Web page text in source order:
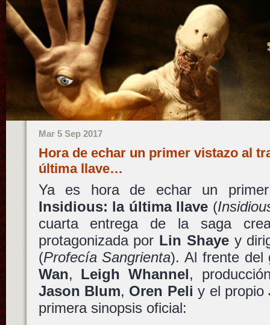
Mar 5 Sep 2017
Hora de echar un primer vistazo al
última llave…
Ya es hora de echar un
Insidious: la última llave (
cuarta entrega de la saga
protagonizada por Lin Shayey
(Profecía Sangrienta). Al frente del
Wan, Leigh Whannel,
Jason Blum, Oren Peli y el propio
primera sinopsis oficial: